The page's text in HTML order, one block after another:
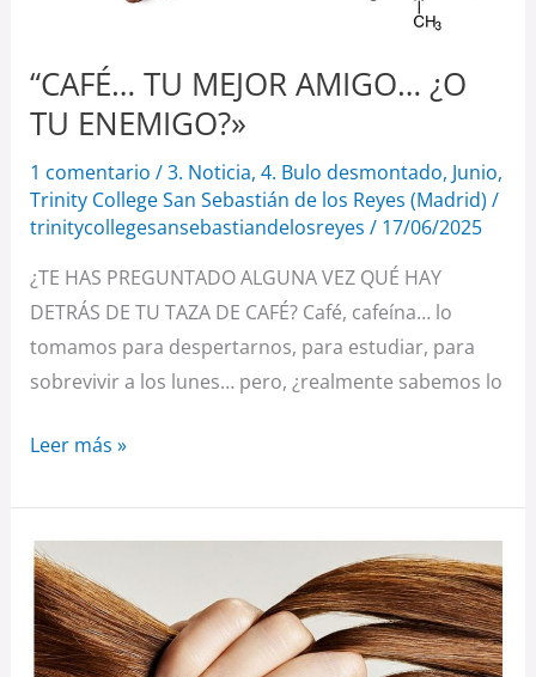
“CAFÉ… TU MEJOR AMIGO… ¿O
TU ENEMIGO?»
1 comentario /3. Noticia, 4. Bulo desmontado, Junio,
Trinity College San Sebastián de los Reyes (Madrid) /
trinitycollegesansebastiandelosreyes / 17/06/2025
¿TE HAS PREGUNTADO ALGUNA VEZ QUÉ HAY
DETRÁS DE TU TAZA DE CAFÉ? Café, cafeína… lo
tomamos para despertarnos, para estudiar, para
sobrevivir a los lunes… pero, ¿realmente sabemos lo
Leer más »
¿SABÍAS
QUE
SIN
COLÁGENO